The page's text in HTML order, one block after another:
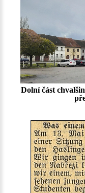
Dolní část